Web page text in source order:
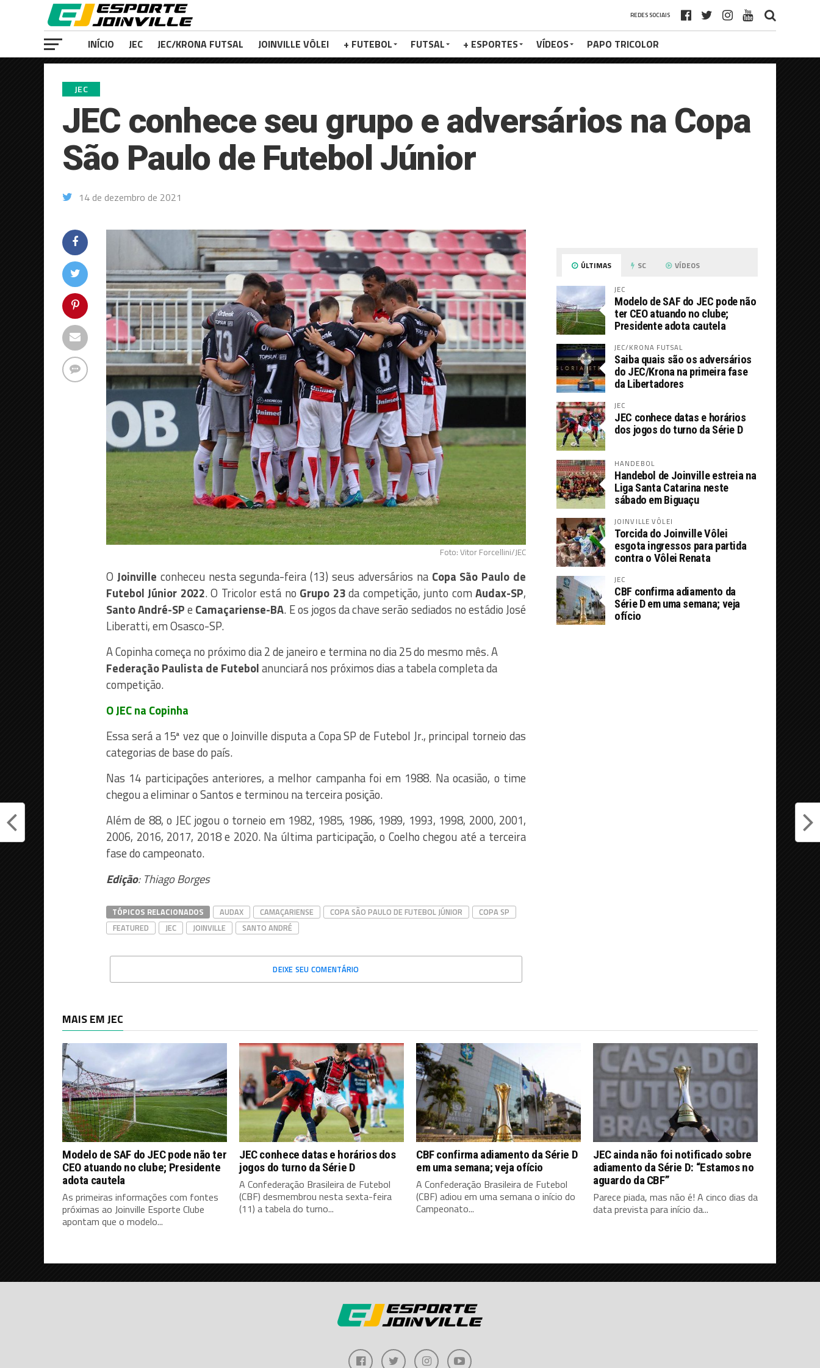
REDES SOCIAIS
INÍCIO JEC JEC/KRONA FUTSAL JOINVILLE VÔLEI + FUTEBOL FUTSAL + ESPORTES VÍDEOS PAPO TRICOLOR
JEC
JEC conhece seu grupo e adversários na Copa
São Paulo de Futebol Júnior
14 de dezembro de 2021
Foto: Vitor Forcellini/JEC
O Joinville conheceu nesta segunda-feira (13) seus adversários na Copa São Paulo de
Futebol Júnior 2022. O Tricolor está no Grupo 23da competição, junto comAudax-SP,
Santo André-SPe Camaçariense-BA. E os jogos da chave serão sediados no estádio José
Liberatti, em Osasco-SP.
A Copinha começa no próximo dia 2 de janeiro e termina no dia 25 do mesmo mês. A
Federação Paulista de Futebolanunciará nos próximos dias a tabela completa da
competição.
O JEC na Copinha
Essa será a 15ª vez que o Joinville disputa a Copa SP de Futebol Jr., principal torneio das
categorias de base do país.
Nas 14 participações anteriores, a melhor campanha foi em 1988. Na ocasião, o time
chegou a eliminar o Santos e terminou na terceira posição.
Além de 88, o JEC jogou o torneio em 1982, 1985, 1986, 1989, 1993, 1998, 2000, 2001,
2006, 2016, 2017, 2018 e 2020. Na última participação, o Coelho chegou até a terceira
fase do campeonato.
Edição: Thiago Borges
TÓPICOS RELACIONADOS AUDAX CAMAÇARIENSE COPA SÃO PAULO DE FUTEBOL JÚNIOR
COPA SP
FEATURED
JEC JOINVILLE SANTO ANDRÉ
DEIXE SEU COMENTÁRIO
ÚLTIMAS SC VÍDEOS
JEC
Modelo de SAF do JEC pode não
ter CEO atuando no clube;
Presidente adota cautela
JEC/KRONA FUTSAL
Saiba quais são os adversários
do JEC/Krona na primeira fase
da Libertadores
JEC
JEC conhece datas e horários
dos jogos do turno da Série D
HANDEBOL
Handebol de Joinville estreia na
Liga Santa Catarina neste
sábado em Biguaçu
JOINVILLE VÔLEI
Torcida do Joinville Vôlei
esgota ingressos para partida
contra o Vôlei Renata
JEC
CBF confirma adiamento da
Série D em uma semana; veja
ofício
MAIS EM JEC
Modelo de SAF do JEC pode não ter
CEO atuando no clube; Presidente
adota cautela
As primeiras informações com fontes
próximas ao Joinville Esporte Clube
apontam que o modelo...
JEC conhece datas e horários dos
jogos do turno da Série D
A Confederação Brasileira de Futebol
(CBF) desmembrou nesta sexta-feira
(11) a tabela do turno...
CBF confirma adiamento da Série D
em uma semana; veja ofício
A Confederação Brasileira de Futebol
(CBF) adiou em uma semana o início do
Campeonato...
JEC ainda não foi notificado sobre
adiamento da Série D: “Estamos no
aguardo da CBF”
Parece piada, mas não é! A cinco dias da
data prevista para início da...